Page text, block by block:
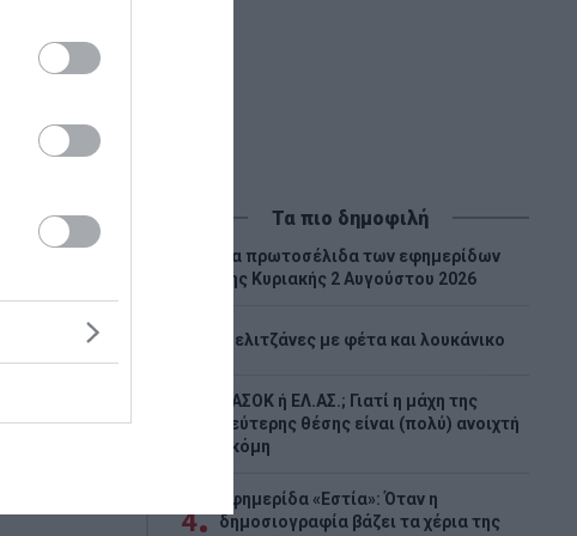
Τα πιο δημοφιλή
Tα πρωτοσέλιδα των εφημερίδων
της Κυριακής 2 Αυγούστου 2026
Μελιτζάνες με φέτα και λουκάνικο
ΠΑΣΟΚ ή ΕΛ.ΑΣ.; Γιατί η μάχη της
δεύτερης θέσης είναι (πολύ) ανοιχτή
ακόμη
4
Εφημερίδα «Εστία»: Όταν η
δημοσιογραφία βάζει τα χέρια της